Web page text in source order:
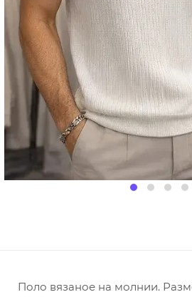
Поло вязаное на молнии.